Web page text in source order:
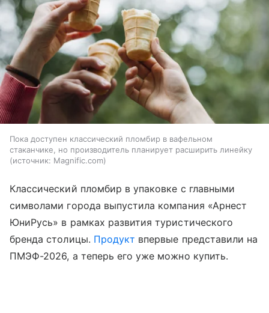
Пока доступен классический пломбир в вафельном
стаканчике, но производитель планирует расширить линейку
источник: Magnific.com
Классический пломбир в упаковке с главными
символами города выпустила компания «Арнест
ЮниРусь» в рамках развития туристического
бренда столицы. Продукт впервые представили на
ПМЭФ-2026, а теперь его уже можно купить.